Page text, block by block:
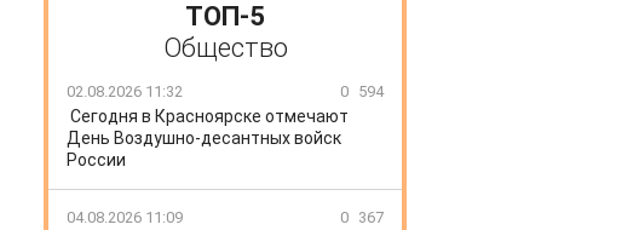
ТОП-5
Общество
02.08.2026 11:32 0 594
Сегодня в Красноярске отмечают
День Воздушно-десантных войск
России
04.08.2026 11:09 0 367